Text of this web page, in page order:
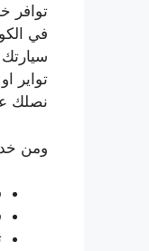
توافر
في
تواير
نصلك
ومن